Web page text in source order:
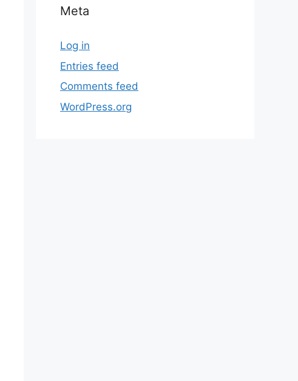
Meta
Log in
Entries feed
Comments feed
WordPress.org